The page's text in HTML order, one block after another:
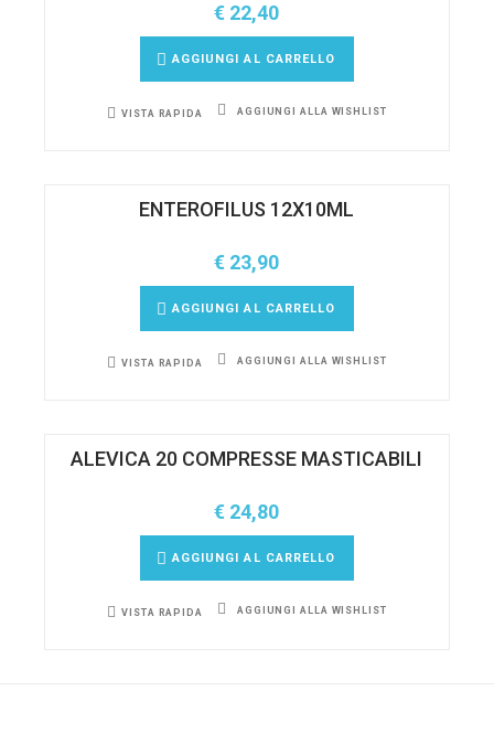
€ 22,40
AGGIUNGI AL CARRELLO
VISTA RAPIDA AGGIUNGI ALLA WISHLIST
ENTEROFILUS 12X10ML
€ 23,90
AGGIUNGI AL CARRELLO
VISTA RAPIDA AGGIUNGI ALLA WISHLIST
ALEVICA 20 COMPRESSE MASTICABILI
€ 24,80
AGGIUNGI AL CARRELLO
VISTA RAPIDA AGGIUNGI ALLA WISHLIST